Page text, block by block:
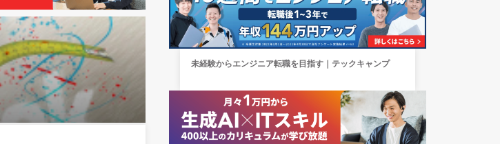
未経験からエンジニア転職を目指す｜テックキャンプ